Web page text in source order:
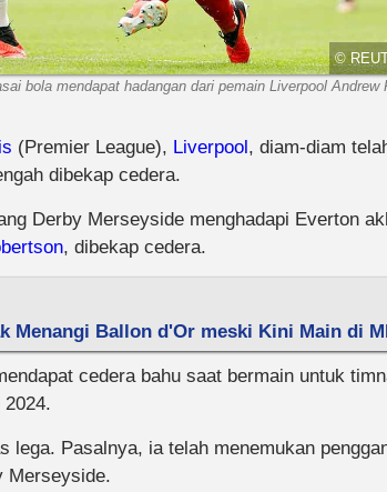
©
bola mendapat hadangan dari pemain Liverpool Andrew
(Premier League), Liverpool, diam-diam
dibekap cedera.
Derby Merseyside menghadapi Everton
, dibekap cedera.
Menangi Ballon d'Or meski Kini Main di
cedera bahu saat bermain untuk
lega. Pasalnya, ia telah menemukan
Merseyside.